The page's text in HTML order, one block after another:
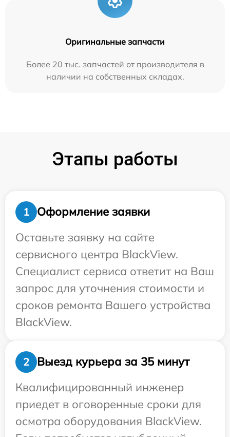
Оригинальные запчасти
Более 20 тыс. запчастей от производителя в
наличии на собственных складах.
Этапы работы
1
Оформление заявки
Оставьте заявку на сайте
сервисного центра BlackView.
Специалист сервиса ответит на Ваш
запрос для уточнения стоимости и
сроков ремонта Вашего устройства
BlackView.
2
Выезд курьера за 35 минут
Квалифицированный инженер
приедет в оговоренные сроки для
осмотра оборудования BlackView.